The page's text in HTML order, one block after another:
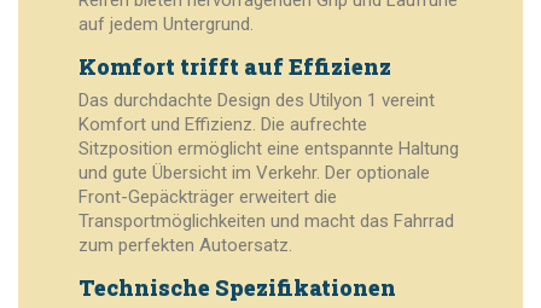
auf jedem Untergrund.
Komfort trifft auf Effizienz
Das durchdachte Design des Utilyon 1 vereint
Komfort und Effizienz. Die aufrechte
Sitzposition ermöglicht eine entspannte Haltung
und gute Übersicht im Verkehr. Der optionale
Front-Gepäckträger erweitert die
Transportmöglichkeiten und macht das Fahrrad
zum perfekten Autoersatz.
Technische Spezifikationen